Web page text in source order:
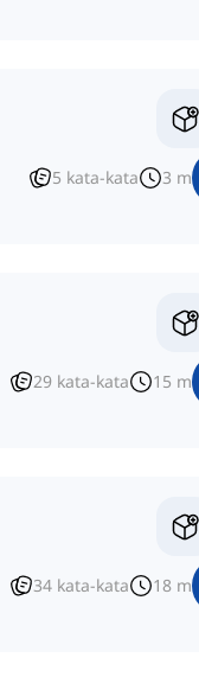
5 kata-kata 3 m
29 kata-kata 15 m
34 kata-kata 18 m